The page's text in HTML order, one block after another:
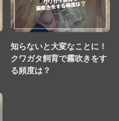
知らないと大変なことに！
クワガタ飼育で霧吹きをす
る頻度は？